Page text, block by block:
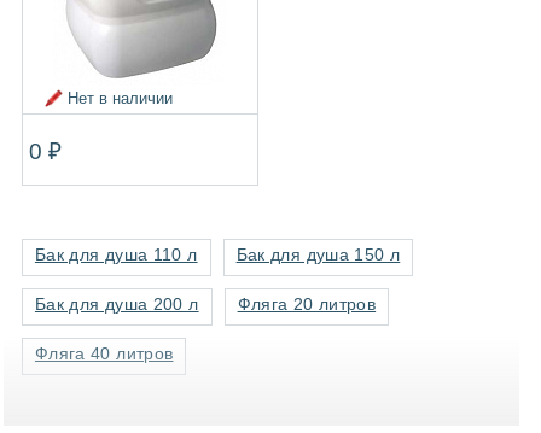
Нет в наличии
0 ₽
Бак для душа 110 л Бак для душа 150 л
Бак для душа 200 л Фляга 20 литров
Фляга 40 литров